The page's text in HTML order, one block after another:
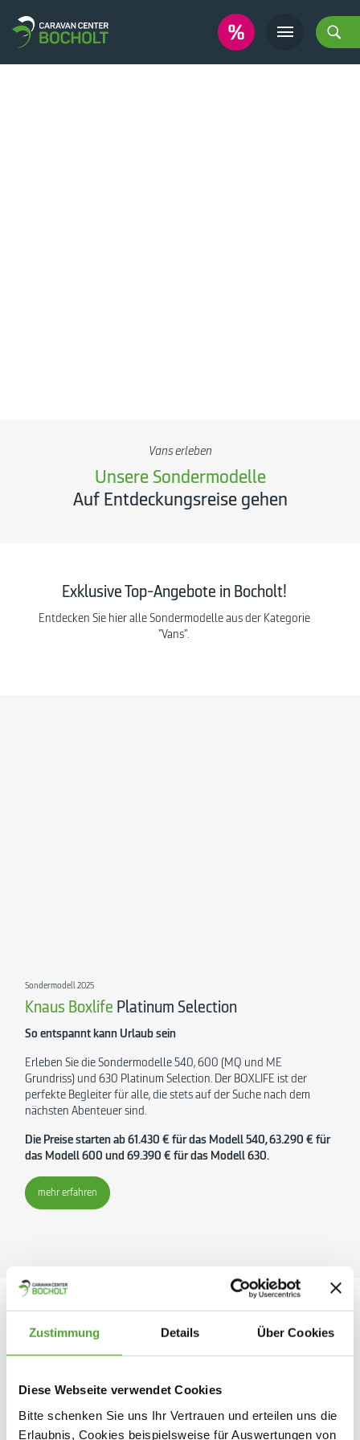
Zustimmung Details Über Cookies
Diese Webseite verwendet Cookies
Bitte schenken Sie uns Ihr Vertrauen und erteilen uns die
Erlaubnis, Cookies beispielsweise für Auswertungen von
Unsere Sondermodelle
Auf Entdeckungsreise gehen
Vans erleben
Exklusive Top-Angebote in Bocholt!
Entdecken Sie hier alle Sondermodelle aus der Kategorie
"Vans".
Sondermodell 2025
Knaus Boxlife Platinum Selection
So entspannt kann Urlaub sein
Erleben Sie die Sondermodelle 540, 600 (MQ und ME
Grundriss) und 630 Platinum Selection. Der BOXLIFE ist der
perfekte Begleiter für alle, die stets auf der Suche nach dem
nächsten Abenteuer sind.
Die Preise starten ab 61.430 € für das Modell 540, 63.290 € für
das Modell 600 und 69.390 € für das Modell 630.
mehr erfahren